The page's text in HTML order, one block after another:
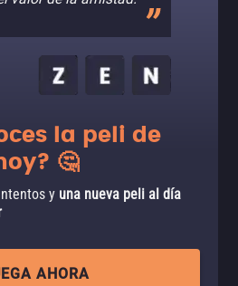
la peli de
🤔
y una nueva peli al día
AHORA